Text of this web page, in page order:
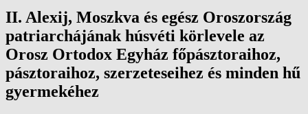
II. Alexij, Moszkva és egész Oroszország
patriarchájának húsvéti körlevele az
Orosz Ortodox Egyház főpásztoraihoz,
pásztoraihoz, szerzeteseihez és minden hű
gyermekéhez